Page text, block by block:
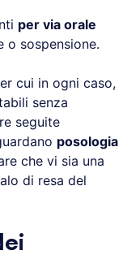
per via orale
o sospensione.
cui in ogni caso,
senza
seguite
posologia
che vi sia una
di resa del